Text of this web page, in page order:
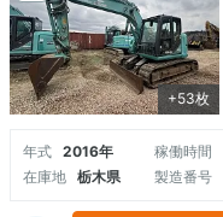
+53枚
年式 2016年 稼働時間
在庫地
栃木県 製造番号